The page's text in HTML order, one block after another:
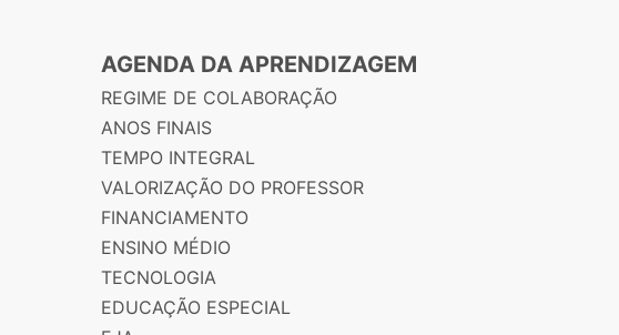
AGENDA DA APRENDIZAGEM
REGIME DE COLABORAÇÃO
ANOS FINAIS
TEMPO INTEGRAL
VALORIZAÇÃO DO PROFESSOR
FINANCIAMENTO
ENSINO MÉDIO
TECNOLOGIA
EDUCAÇÃO ESPECIAL